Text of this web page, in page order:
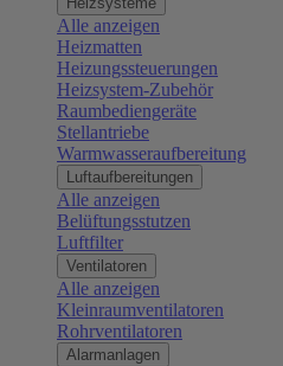
Alle anzeigen
Heizmatten
Heizungssteuerungen
Heizsystem-Zubehör
Raumbediengeräte
Stellantriebe
Warmwasseraufbereitung
Luftaufbereitungen
Alle anzeigen
Belüftungsstutzen
Luftfilter
Ventilatoren
Alle anzeigen
Kleinraumventilatoren
Rohrventilatoren
Alarmanlagen